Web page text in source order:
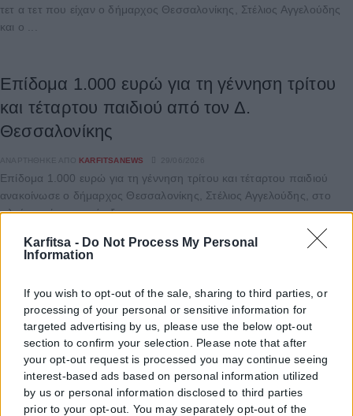
Karfitsa - Do Not Process My Personal
Information
If you wish to opt-out of the sale, sharing to third parties, or
processing of your personal or sensitive information for
targeted advertising by us, please use the below opt-out
section to confirm your selection. Please note that after
your opt-out request is processed you may continue seeing
interest-based ads based on personal information utilized
by us or personal information disclosed to third parties
prior to your opt-out. You may separately opt-out of the
τετ α τετ που είχαν ο δήμαρχος Θεσσαλονίκης, Στέλιος Αγγελούδης
και ο ...
Επίδομα 1.000 ευρώ για τη γέννηση τρίτου
και τέταρτου παιδιού από τον Δ.
Θεσσαλονίκης
ΑΝΑΡΤΉΘΗΚΕ ΑΠΌ KARFITSANEWS 29/06/2026
Επίδομα 1.000 ευρώ για τη γέννηση τρίτου και τέταρτου παιδιού
ανακοίνωσε ο δήμαρχος Θεσσαλονίκης, Στέλιος Αγγελούδης, στο
πλαίσιο μέτρων στήριξης ...
αντιπολίτευσης εντάσσεται στην «Ομάδα για
τη Θεσσαλονίκη»
ΑΝΑΡΤΉΘΗΚΕ ΑΠΌ ΕΛΕΆΝΑ ΖΑΜΠΆΡΑ 09/06/2026
Ο Δημήτρης Γαρυφαλλίδης, κοινοτικός σύμβουλος εκλεγμένος στην
Δ’ Δημοτική Κοινότητα με την παράταξη του Κωνσταντίνου Ζέρβα
"Ναι στη Θεσσαλονίκη" ανακοίνωσε ...